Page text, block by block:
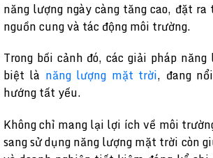
năng lượng ngày càng tăng cao, đặt
nguồn cung và tác động môi trường.
Trong bối cảnh đó, các giải pháp
biệt là năng lượng mặt trời, đang
hướng tất yếu.
Không chỉ mang lại lợi ích về môi
sang sử dụng năng lượng mặt trời còn